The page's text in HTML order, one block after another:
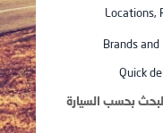
البحث بحسب السيارة